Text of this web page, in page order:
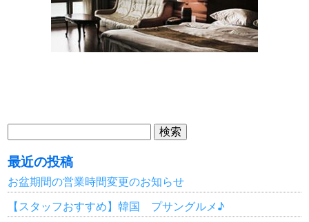
検
索:
最近の投稿
お盆期間の営業時間変更のお知らせ
【スタッフおすすめ】韓国 プサングルメ♪